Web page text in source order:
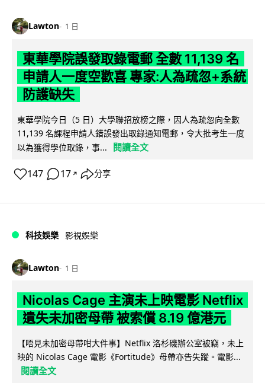
Lawton 1 日
東華學院誤發取錄電郵 全數 11,139 名
申請人一度空歡喜 專家:人為疏忽+系統
防護缺失
東華學院今日（5 日）大學聯招放榜之際，因人為疏忽向全數
11,139 名課程申請人錯誤發出取錄通知電郵，令大批考生一度
以為獲得學位取錄，事...
閱讀全文
147 17 ↗ 分享
科技娛樂 影視娛樂
Lawton 1 日
Nicolas Cage 主演未上映電影 Netflix
遺失未加密母帶 被索償 8.19 億港元
【唔見未加密母帶咁大件事】Netflix 洛杉磯辦公室被竊，未上
映的 Nicolas Cage 電影《Fortitude》母帶亦告失蹤。電影...
閱讀全文